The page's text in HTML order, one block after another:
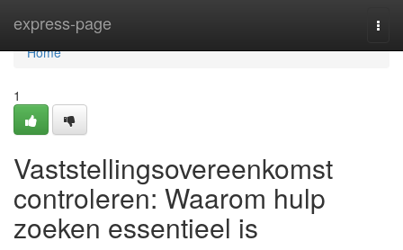
express-page
Home
Home
1
Vaststellingsovereenkomst
controleren: Waarom hulp
zoeken essentieel is